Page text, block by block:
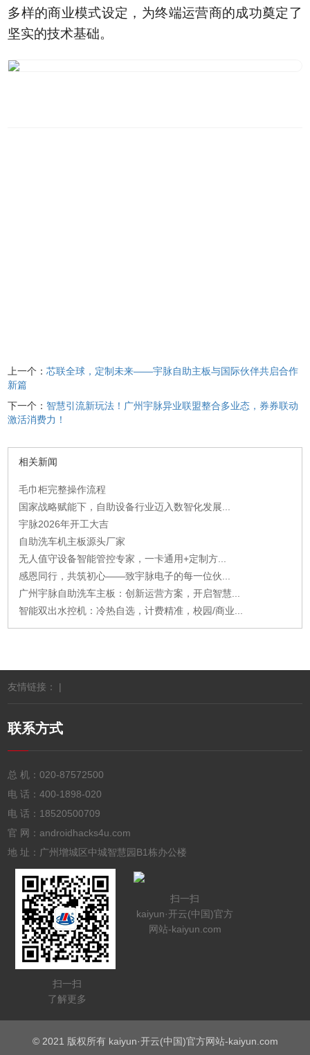
多样的商业模式设定，为终端运营商的成功奠定了
坚实的技术基础。
上一个：芯联全球，定制未来——宇脉自助主板与国际伙伴共启合作
新篇
下一个： 智慧引流新玩法！广州宇脉异业联盟整合多业态，券券联动
激活消费力！
相关新闻
毛巾柜完整操作流程
国家战略赋能下，自助设备行业迈入数智化发展...
宇脉2026年开工大吉
自助洗车机主板源头厂家
无人值守设备智能管控专家，一卡通用+定制方...
感恩同行，共筑初心——致宇脉电子的每一位伙...
广州宇脉自助洗车主板：创新运营方案，开启智慧...
智能双出水控机：冷热自选，计费精准，校园/商业...
友情链接： |
联系方式
总 机：020-87572500
电 话：400-1898-020
电 话： 18520500709
官 网：androidhacks4u.com
地 址：广州增城区中城智慧园B1栋办公楼
扫一扫
了解更多
扫一扫
kaiyun·开云(中国)官方
网站-kaiyun.com
© 2021 版权所有 kaiyun·开云(中国)官方网站-kaiyun.com